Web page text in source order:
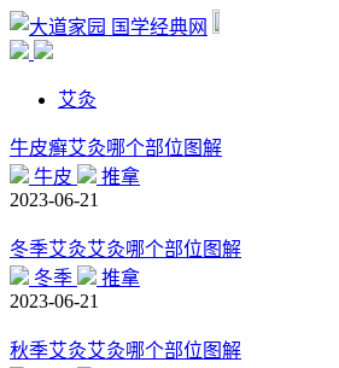
国学经典网
艾灸
牛皮癣艾灸哪个部位图解
牛皮
推拿
2023-06-21
冬季艾灸艾灸哪个部位图解
冬季
推拿
2023-06-21
秋季艾灸艾灸哪个部位图解